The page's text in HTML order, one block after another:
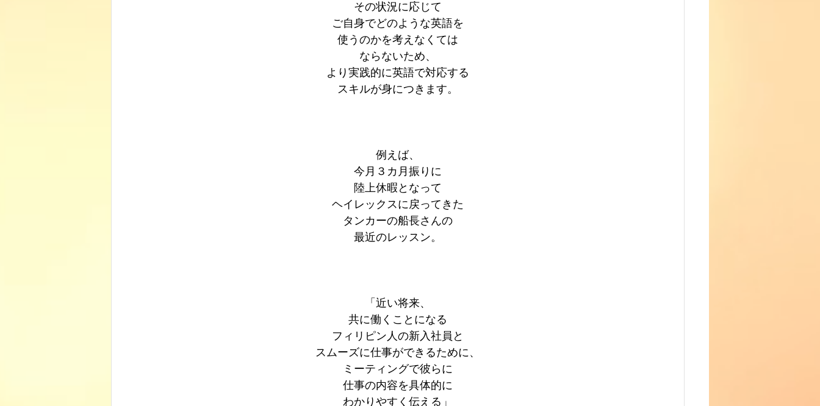
その状況に応じて
ご自身でどのような英語を
使うのかを考えなくては
ならないため、
より実践的に英語で対応する
スキルが身につきます。
例えば、
今月３カ月振りに
陸上休暇となって
ヘイレックスに戻ってきた
タンカーの船長さんの
最近のレッスン。
「近い将来、
共に働くことになる
フィリピン人の新入社員と
スムーズに仕事ができるために、
ミーティングで彼らに
仕事の内容を具体的に
わかりやすく伝える」